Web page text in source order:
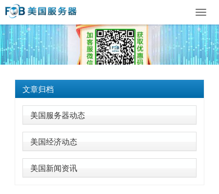
文章归档
美国服务器动态
美国经济动态
美国新闻资讯